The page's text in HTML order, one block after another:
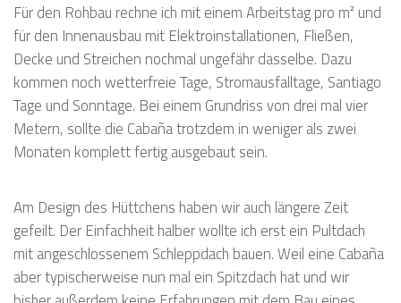
Für den Rohbau rechne ich mit einem Arbeitstag pro m² und
für den Innenausbau mit Elektroinstallationen, Fließen,
Decke und Streichen nochmal ungefähr dasselbe. Dazu
kommen noch wetterfreie Tage, Stromausfalltage, Santiago
Tage und Sonntage. Bei einem Grundriss von drei mal vier
Metern, sollte die Cabaña trotzdem in weniger als zwei
Monaten komplett fertig ausgebaut sein.
Am Design des Hüttchens haben wir auch längere Zeit
gefeilt. Der Einfachheit halber wollte ich erst ein Pultdach
mit angeschlossenem Schleppdach bauen. Weil eine Cabaña
aber typischerweise nun mal ein Spitzdach hat und wir